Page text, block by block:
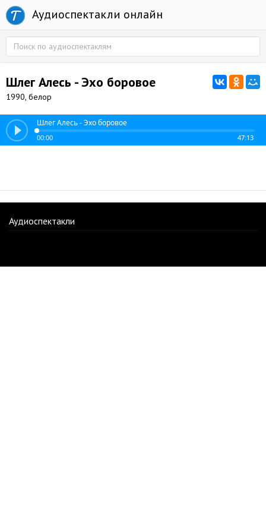
Аудиоспектакли онлайн
Шлег Алесь - Эхо боровое
1990, белор
Шлег Алесь - Эхо боровое
00:00 47:13
Аудиоспектакли